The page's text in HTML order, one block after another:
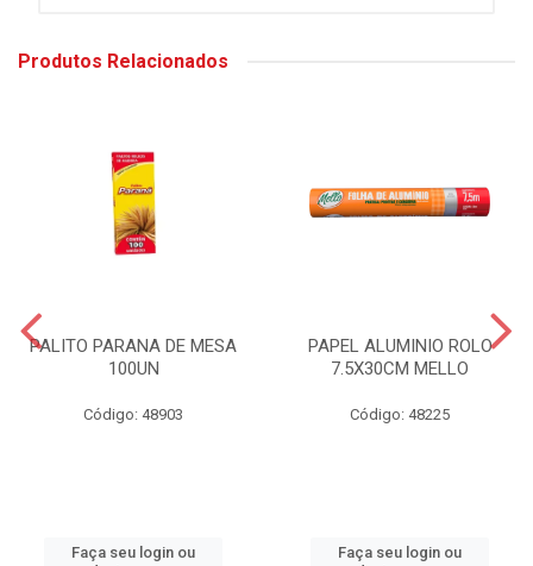
Produtos Relacionados
PALITO PARANA DE MESA
100UN
Código: 48903
Faça seu login ou
PAPEL ALUMINIO ROLO
7.5X30CM MELLO
Código: 48225
Faça seu login ou